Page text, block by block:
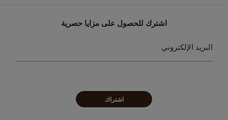
اشترك للحصول على مزايا حصرية
سجل
في
نشرتنا
البريد الإلكتروني
اشتراك